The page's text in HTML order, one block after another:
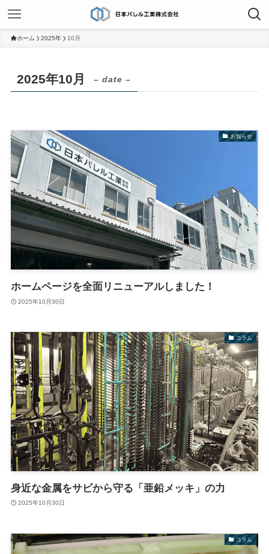
ホーム 2025年 10月
2025年10月 – date –
お知らせ
ホームページを全面リニューアルしました！
2025年10月30日
コラム
身近な金属をサビから守る「亜鉛メッキ」の力
2025年10月30日
コラム